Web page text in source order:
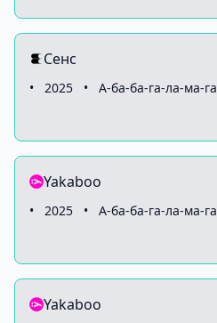
Сенс
• 2025 • А-ба-ба-га-ла-ма-га
Yakaboo
• 2025 • А-ба-ба-га-ла-ма-га
Yakaboo